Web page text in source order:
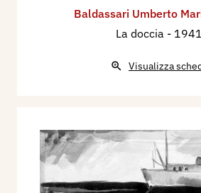
Baldassari Umberto
La doccia - 1941
Visualizza